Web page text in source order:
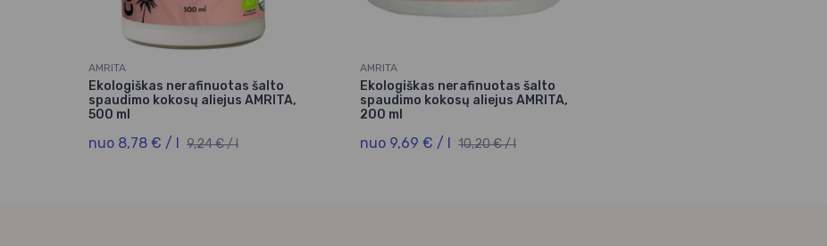
AMRITA
Ekologiškas nerafinuotas šalto
spaudimo kokosų aliejus AMRITA,
500 ml
nuo 8,78 € / l 9,24 € / l
AMRITA
Ekologiškas nerafinuotas šalto
spaudimo kokosų aliejus AMRITA,
200 ml
nuo 9,69 € / l 10,20 € / l